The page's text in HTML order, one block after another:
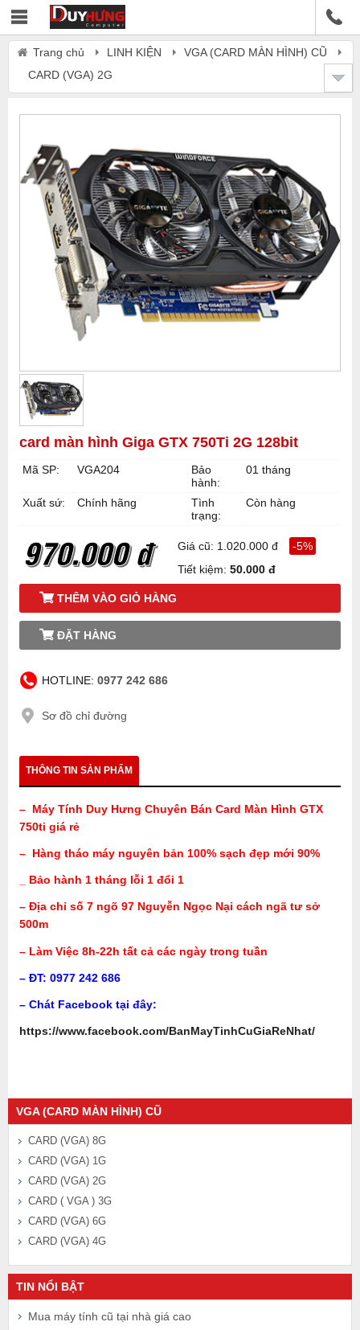
Trang chủ LINH KIỆN
VGA (CARD MÀN HÌNH) CŨ
CARD (VGA) 2G
card màn hình Giga GTX 750Ti 2G 128bit
Mã SP: VGA204
Bảo
hành:
01 tháng
Xuất sứ: Chính hãng
Tình
trạng:
Còn hàng
970.000 đ Giá cũ: 1.020.000 đ
-5%
Tiết kiệm: 50.000 đ
THÊM VÀO GIỎ HÀNG
ĐẶT HÀNG
HOTLINE: 0977 242 686
Sơ đồ chỉ đường
THÔNG TIN SẢN PHẨM
– Máy Tính Duy Hưng Chuyên Bán Card Màn Hình GTX
750ti giá rẻ
– Hàng tháo máy nguyên bản 100% sạch đẹp mới 90%
_ Bảo hành 1 tháng lỗi 1 đổi 1
– Địa chỉ số 7 ngõ 97 Nguyễn Ngọc Nại cách ngã tư sở
500m
– Làm Việc 8h-22h tất cả các ngày trong tuần
– ĐT: 0977 242 686
– Chát Facebook tại đây:
https://www.facebook.com/BanMayTinhCuGiaReNhat/
VGA (CARD MÀN HÌNH) CŨ
CARD (VGA) 8G
CARD (VGA) 1G
CARD (VGA) 2G
CARD ( VGA ) 3G
CARD (VGA) 6G
CARD (VGA) 4G
TIN NỔI BẬT
Mua máy tính cũ tại nhà giá cao